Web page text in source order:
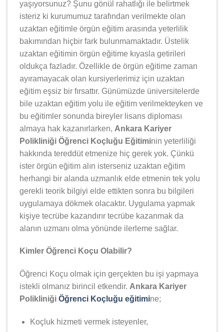
yaşıyorsunuz? Şunu gönül rahatlığı ile belirtmek
isteriz ki kurumumuz tarafından verilmekte olan
uzaktan eğitimle örgün eğitim arasında yeterlilik
bakımından hiçbir fark bulunmamaktadır. Üstelik
uzaktan eğitimin örgün eğitime kıyasla getirileri
oldukça fazladır. Özellikle de örgün eğitime zaman
ayıramayacak olan kursiyerlerimiz için uzaktan
eğitim eşsiz bir fırsattır. Günümüzde üniversitelerde
bile uzaktan eğitim yolu ile eğitim verilmekteyken ve
bu eğitimler sonunda bireyler lisans diploması
almaya hak kazanırlarken, Ankara Kariyer
Polikliniği Öğrenci Koçluğu Eğitiminin yeterliliği
hakkında tereddüt etmenize hiç gerek yok. Çünkü
ister örgün eğitim alın isterseniz uzaktan eğitim
herhangi bir alanda uzmanlık elde etmenin tek yolu
gerekli teorik bilgiyi elde ettikten sonra bu bilgileri
uygulamaya dökmek olacaktır. Uygulama yapmak
kişiye tecrübe kazandırır tecrübe kazanmak da
alanın uzmanı olma yönünde ilerleme sağlar.
Kimler Öğrenci Koçu Olabilir?
Öğrenci Koçu olmak için gerçekten bu işi yapmaya
istekli olmanız birincil etkendir. Ankara Kariyer
Polikliniği Öğrenci Koçluğu eğitimine;
Koçluk hizmeti vermek isteyenler,